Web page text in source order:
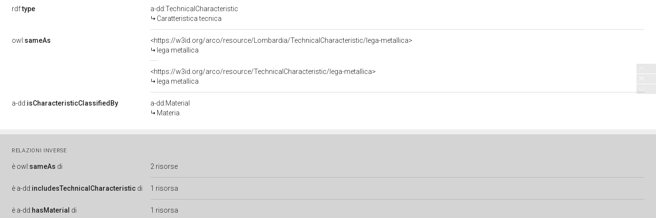
rdf:type
a-dd:TechnicalCharacteristic
Caratteristica tecnica
owl:sameAs
<https://w3id.org/arco/resource/Lombardia/TechnicalCharacteristic/lega-metallica>
lega metallica
<https://w3id.org/arco/resource/TechnicalCharacteristic/lega-metallica>
lega metallica
a-dd:isCharacteristicClassifiedBy
a-dd:Material
Materia
RELAZIONI INVERSE
è owl:sameAs di 2 risorse
è a-dd:includesTechnicalCharacteristic di 1 risorsa
è a-dd:hasMaterial di 1 risorsa